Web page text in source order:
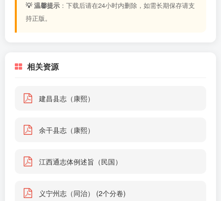
💡 温馨提示 ：下载后请在24小时内删除，如需长期保存请支
持正版。
相关资源
建昌县志（康熙）
余干县志（康熙）
江西通志体例述旨（民国）
义宁州志（同治） (2个分卷)